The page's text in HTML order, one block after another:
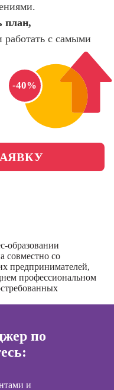
Профессия
Менеджер по
маркетингу в
социальных
сетях (SMM-
менеджер)
Специалист по
таргетингу
копирайтинга
Курсы по
созданию
контента
оптимизации
план,
работать с самыми
-40%
образовании
совместно со
предпринимателей,
профессиональном
по
и